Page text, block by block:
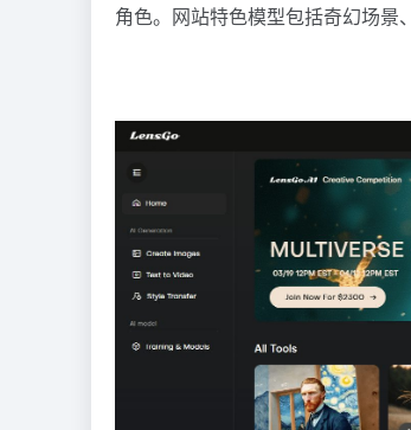
角色。网站特色模型包括奇幻场景